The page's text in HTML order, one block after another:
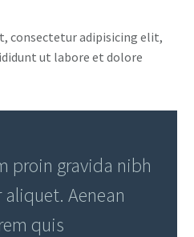
consectetur adipisicing elit,
ut labore et dolore
proin gravida nibh
Aenean
quis